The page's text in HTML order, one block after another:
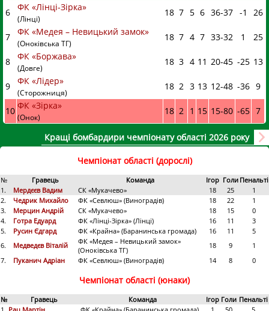
6 ФК «Лінці-Зірка»
(Лінці)
18 7 5 6 36-37 -1 26
7 ФК «Медея – Невицький замок»
(Оноківська ТГ)
18 7 4 7 33-32 1 25
8 ФК «Боржава»
(Довге)
18 3 4 11 20-45 -25 13
9 ФК «Лідер»
(Сторожниця)
18 2 3 13 12-48 -36 9
10 ФК «Зірка»
(Онок)
18 2 1 15 15-80 -65 7
Кращі бомбардири чемпіонату області 2026 року
Чемпіонат області (дорослі)
№ Гравець Команда Ігор Голи Пенальті
1.
Мердєєв Вадим СК «Мукачево» 18 25
1
2.
Чедрик Михайло ФК «Севлюш» (Виноградів) 18 22
1
3.
Мерцин Андрій СК «Мукачево» 18 15
0
4.
Готра Едуард ФК «Лінці-Зірка» (Лінці) 16 11
3
5.
Русин Єдгард ФК «Крайна» (Баранинська громада) 16 11
5
6.
Медведєв Віталій
ФК «Медея – Невицький замок»
(Оноківська ТГ)
18 9
1
7.
Пуканич Адріан ФК «Севлюш» (Виноградів) 14 8 0
Чемпіонат області (юнаки)
№ Гравець Команда Ігор Голи Пенальті